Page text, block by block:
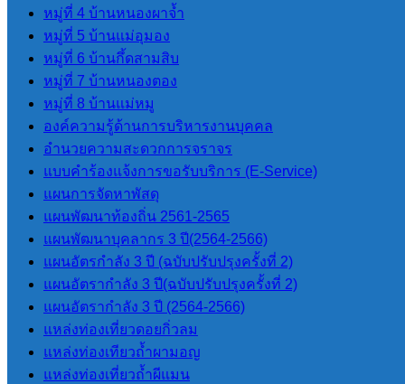
หมู่ที่ 4 บ้านหนองผาจ้ำ
หมู่ที่ 5 บ้านแม่อุมอง
หมู่ที่ 6 บ้านกึ้ดสามสิบ
หมู่ที่ 7 บ้านหนองตอง
หมู่ที่ 8 บ้านแม่หมู
องค์ความรู้ด้านการบริหารงานบุคคล
อำนวยความสะดวกการจราจร
แบบคำร้องแจ้งการขอรับบริการ (E-Service)
แผนการจัดหาพัสดุ
แผนพัฒนาท้องถิ่น 2561-2565
แผนพัฒนาบุคลากร 3 ปี(2564-2566)
แผนอัตรกำลัง 3 ปี (ฉบับปรับปรุงครั้งที่ 2)
แผนอัตรากำลัง 3 ปี(ฉบับปรับปรุงครั้งที่ 2)
แผนอัตรากําลัง 3 ปี (2564-2566)
แหล่งท่องเที่ยวดอยกิ่วลม
แหล่งท่องเทียวถ้ำผามอญ
แหล่งท่องเที่ยวถ้ำผีแมน
9.4 การบริหารและพัฒนา
ทรัพยากรบุคคล
การบริหารและพัฒนา
ทรัพยากรบุคคล
นโยบายการ
บริหาร
ทรัพยากรบุคคล
ประจำปี 2566
การดำเนินการ
ตามนโยบาย
หรือแผนการ
บริหาร
ทรัพยากรบุคคล
ประจำปี 2566
หลักเกณฑ์การ
บริหารและ